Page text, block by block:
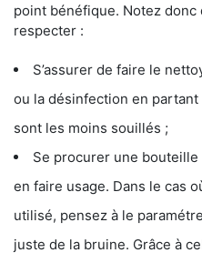
point bénéfique. Notez donc
respecter :
S’assurer de faire le
ou la désinfection en
sont les moins souillés ;
Se procurer une bouteille
en faire usage. Dans le cas
utilisé, pensez à le
juste de la bruine. Grâce à